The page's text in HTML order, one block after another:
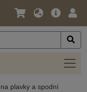
Jazyk
Měna
Hlavní
plavky a spodní